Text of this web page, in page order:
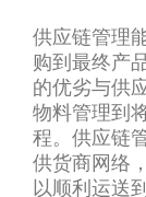
供应链管理
购到最终产
的优劣与供
物料管理到
程。供应链
供货商网络
以顺利运送